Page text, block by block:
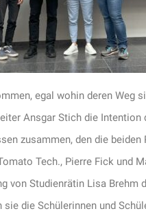
egal wohin deren Weg
Ansgar Stich die Intention
zusammen, den die
Tech., Pierre Fick und
von Studienrätin Lisa Brehm
die Schülerinnen und